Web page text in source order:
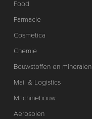
Food
Farmacie
Cosmetica
Chemie
Bouwstoffen en mineralen
Mail & Logistics
Machinebouw
Aerosolen